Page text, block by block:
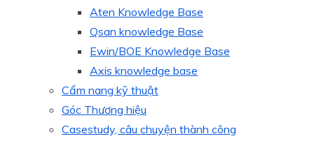
Aten Knowledge Base
Qsan knowledge Base
Ewin/BOE Knowledge Base
Axis knowledge base
Cẩm nang kỹ thuật
Góc Thương hiệu
Casestudy, câu chuyện thành công